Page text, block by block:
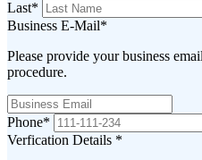
Last*
Business E-Mail*
Please provide your business
procedure.
Phone*
Verfication Details *